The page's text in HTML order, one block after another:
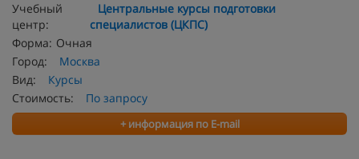
Учебный
центр:
Центральные курсы подготовки
специалистов (ЦКПС)
Форма: Очная
Город:
Москва
Вид:
Курсы
Стоимость:
По запросу
+ информация по E-mail